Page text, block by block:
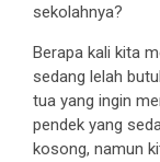
sekolahnya?
Berapa kali kita
sedang lelah
tua yang ingin
pendek yang
kosong, namun